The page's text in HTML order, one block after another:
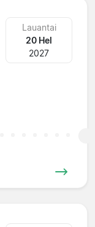
Lauantai
20 Hel
2027